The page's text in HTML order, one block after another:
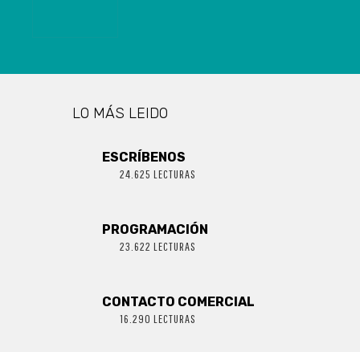
LO MÁS LEIDO
ESCRÍBENOS
24.625 LECTURAS
PROGRAMACIÓN
23.622 LECTURAS
CONTACTO COMERCIAL
16.290 LECTURAS